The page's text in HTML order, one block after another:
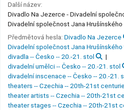
Další název:
Divadlo Na Jezerce - Divadelní
Divadelní společnost Jana Hrušínského
Předmětová hesla: Divadlo Na Jezerce
Divadelní společnost Jana Hrušínského
divadla -- Česko -- 20.-21. stol
divadelní umělci -- Česko -- 20.-21. stol
divadelní inscenace -- Česko -- 20.-21.
theaters -- Czechia -- 20th-21st
theater artists -- Czechia -- 20th-21st
theater stages -- Czechia -- 20th-21st